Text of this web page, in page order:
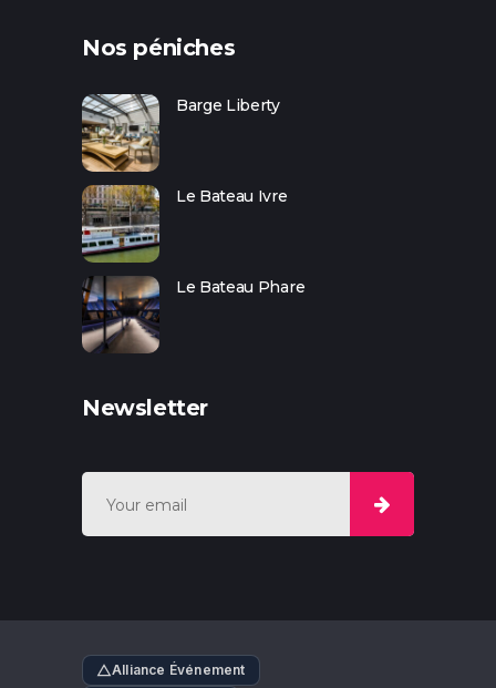
Nos péniches
Barge Liberty
Le Bateau Ivre
Le Bateau Phare
Newsletter
Alliance Événement